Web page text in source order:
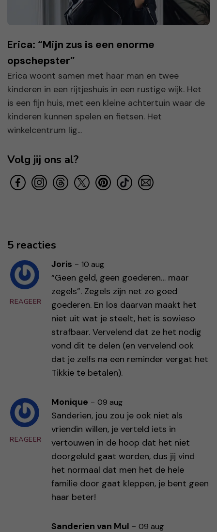
Erica: “Mijn zus is een enorme
opschepster”
Erica woont samen met haar man en twee
kinderen in een rijtjeshuis in een rustige wijk. Het
is een fijn huis, met een kleine achtertuin waar de
kinderen kunnen spelen en fietsen. Het
winkelcentrum lig...
Volg jij ons al?
5 reacties
REAGEER
Joris - 10 aug
“Geen geld, geen goederen… maar
zegels”. Zegels zijn net zo goed
goederen. En los daarvan maakt het
niet uit wat je steelt, het is sowieso
strafbaar. Vervelend dat ze het nodig
vond dit te delen (en vervelend ook
dat je zelfs na een reminder vergat het
Tikkie te betalen).
REAGEER
Monique - 09 aug
Sanderien, jou zou je ook niet als
vriendin willen, je verteld iets in
vertouwen in de hoop dat het niet
doorgeluld gaat worden, dus jij vind
het normaal dat men het de hele
familie door gaat kleppen, je bent geen
haar beter!
Sanderien van Mul - 09 aug